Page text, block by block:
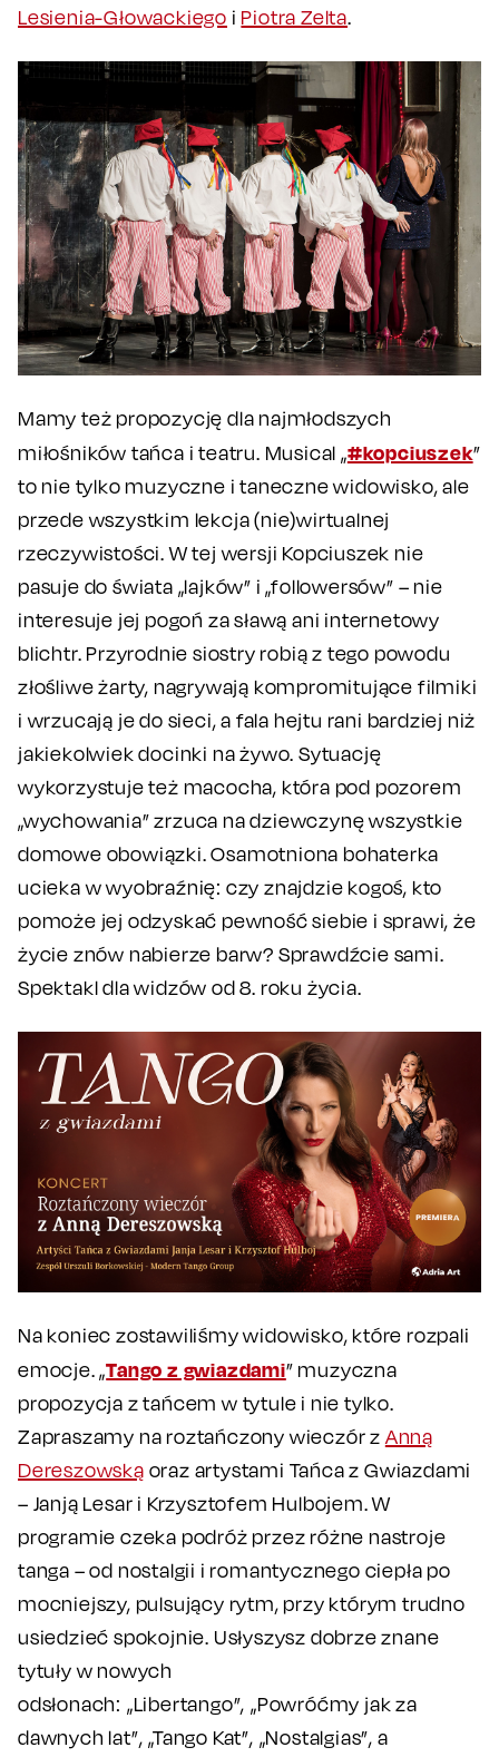
Lesienia-Głowackiego i Piotra Zelta.
Mamy też propozycję dla najmłodszych
miłośników tańca i teatru. Musical „#kopciuszek”
to nie tylko muzyczne i taneczne widowisko, ale
przede wszystkim lekcja (nie)wirtualnej
rzeczywistości. W tej wersji Kopciuszek nie
pasuje do świata „lajków” i „followersów” – nie
interesuje jej pogoń za sławą ani internetowy
blichtr. Przyrodnie siostry robią z tego powodu
złośliwe żarty, nagrywają kompromitujące filmiki
i wrzucają je do sieci, a fala hejtu rani bardziej niż
jakiekolwiek docinki na żywo. Sytuację
wykorzystuje też macocha, która pod pozorem
„wychowania” zrzuca na dziewczynę wszystkie
domowe obowiązki. Osamotniona bohaterka
ucieka w wyobraźnię: czy znajdzie kogoś, kto
pomoże jej odzyskać pewność siebie i sprawi, że
życie znów nabierze barw? Sprawdźcie sami.
Spektakl dla widzów od 8. roku życia.
Na koniec zostawiliśmy widowisko, które rozpali
emocje. „Tango z gwiazdami” muzyczna
propozycja z tańcem w tytule i nie tylko.
Zapraszamy na roztańczony wieczór z Anną
Dereszowską oraz artystami Tańca z Gwiazdami
– Janją Lesar i Krzysztofem Hulbojem. W
programie czeka podróż przez różne nastroje
tanga – od nostalgii i romantycznego ciepła po
mocniejszy, pulsujący rytm, przy którym trudno
usiedzieć spokojnie. Usłyszysz dobrze znane
tytuły w nowych
odsłonach: „Libertango”, „Powróćmy jak za
dawnych lat”, „Tango Kat”, „Nostalgias”, a